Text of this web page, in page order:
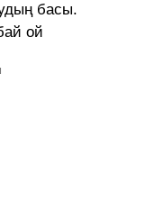
басы.
ой